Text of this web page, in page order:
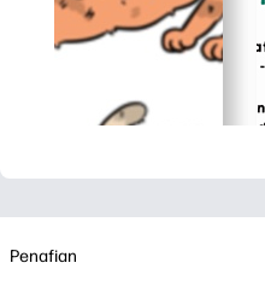
Penafian